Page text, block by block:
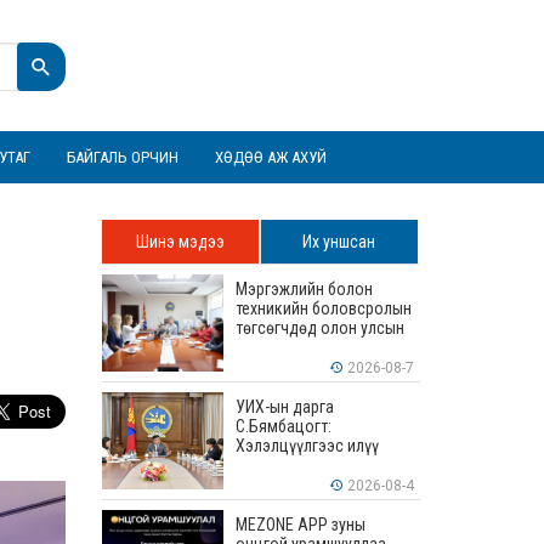
БАЙГАЛЬ ОРЧИН ХӨДӨӨ АЖ АХУЙ
Шинэ мэдээ Их уншсан
Мэргэжлийн болон
техникийн боловсролын
төгсөгчдөд олон улсын
зөвшөөрөгдөх ур
чадваруудыг олгоно
2026-08-7
УИХ-ын дарга
С.Бямбацогт:
Хэлэлцүүлгээс илүү
илүү бодит үр дүн чухал
2026-08-4
MEZONE APP зуны